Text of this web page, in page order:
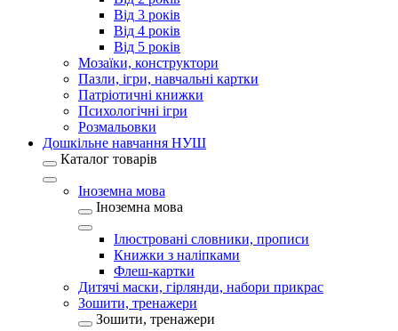
Від 3 років
Від 4 років
Від 5 років
Мозаїки, конструктори
Пазли, ігри, навчальні картки
Патріотичні книжки
Психологічні ігри
Розмальовки
Дошкільне навчання НУШ
Каталог товарів
Іноземна мова
Іноземна мова
Ілюстровані словники, прописи
Книжки з наліпками
Флеш-картки
Дитячі маски, гірлянди, набори прикрас
Зошити, тренажери
Зошити, тренажери